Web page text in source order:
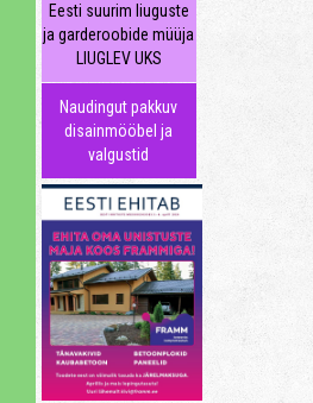
Eesti suurim liuguste
ja garderoobide müüja
LIUGLEV UKS
Naudingut pakkuv
disainmööbel ja
valgustid